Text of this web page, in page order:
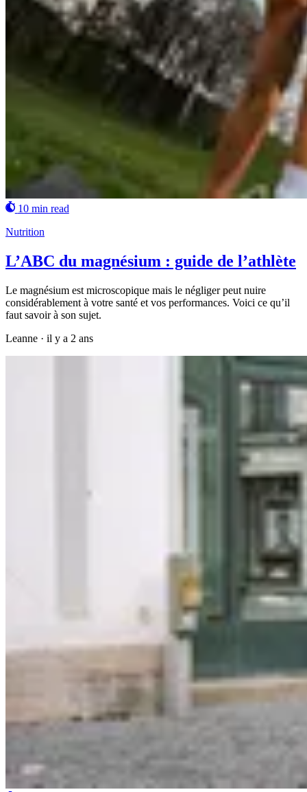
10 min read
Nutrition
L’ABC du magnésium : guide de l’athlète
Le magnésium est microscopique mais le négliger peut nuire
considérablement à votre santé et vos performances. Voici ce qu’il
faut savoir à son sujet.
Leanne · il y a 2 ans